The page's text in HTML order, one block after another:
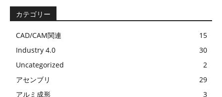
カテゴリー
CAD/CAM関連
15
Industry 4.0
30
Uncategorized
2
アセンブリ
29
アルミ成形
3